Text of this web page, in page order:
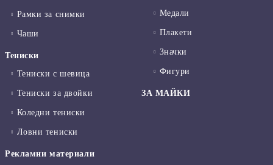
Рамки за снимки
Чаши
Тениски
Тениски с шевица
Тениски за двойки
Коледни тениски
Ловни тениски
Рекламни материали
Медали
Плакети
Значки
Фигури
ЗА МАЙКИ